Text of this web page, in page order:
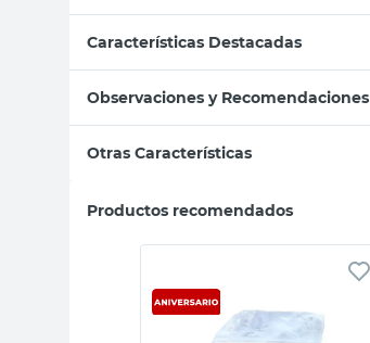
Características Destacadas
Observaciones y Recomendaciones
Otras Características
Productos recomendados